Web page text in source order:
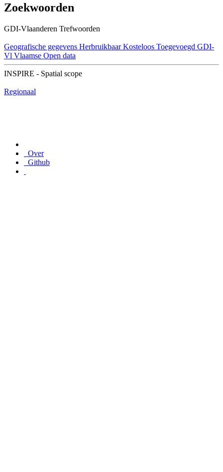
Zoekwoorden
GDI-Vlaanderen Trefwoorden
Geografische gegevens Herbruikbaar Kosteloos Toegevoegd GDI-
Vl Vlaamse Open data
INSPIRE - Spatial scope
Regionaal
Over
Github